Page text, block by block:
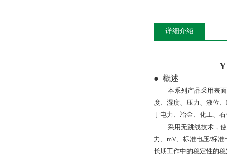
详细介绍
● 概述
本系列产品采用表
度、湿度、压力、液位
于电力、冶金、化工、
采用无跳线技术，
力、 mV、标准电压/标
长期工作中的稳定性的